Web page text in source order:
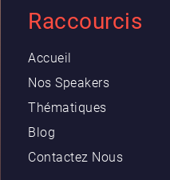
Raccourcis
Accueil
Nos Speakers
Thématiques
Blog
Contactez Nous